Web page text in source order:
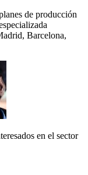
de producción
Barcelona,
en el sector